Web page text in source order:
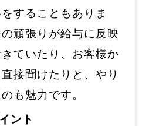
することもありま
頑張りが給与に反映
ていたり、お客様か
接聞けたりと、やり
も魅力です。
ント